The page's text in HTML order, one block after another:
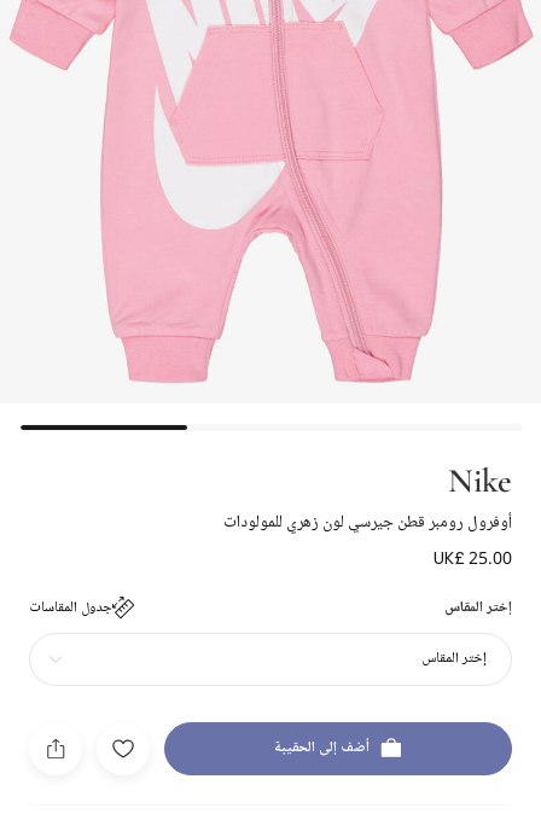
Nike
أوفرول رومبر قطن جيرسي لون زهري للمولودات
UK£ 25.00
إختر المقاس جدول المقاسات
إختر المقاس
أضف إلى الحقيبة